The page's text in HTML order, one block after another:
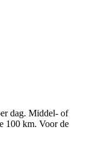
dag. Middel- of
100 km. Voor de